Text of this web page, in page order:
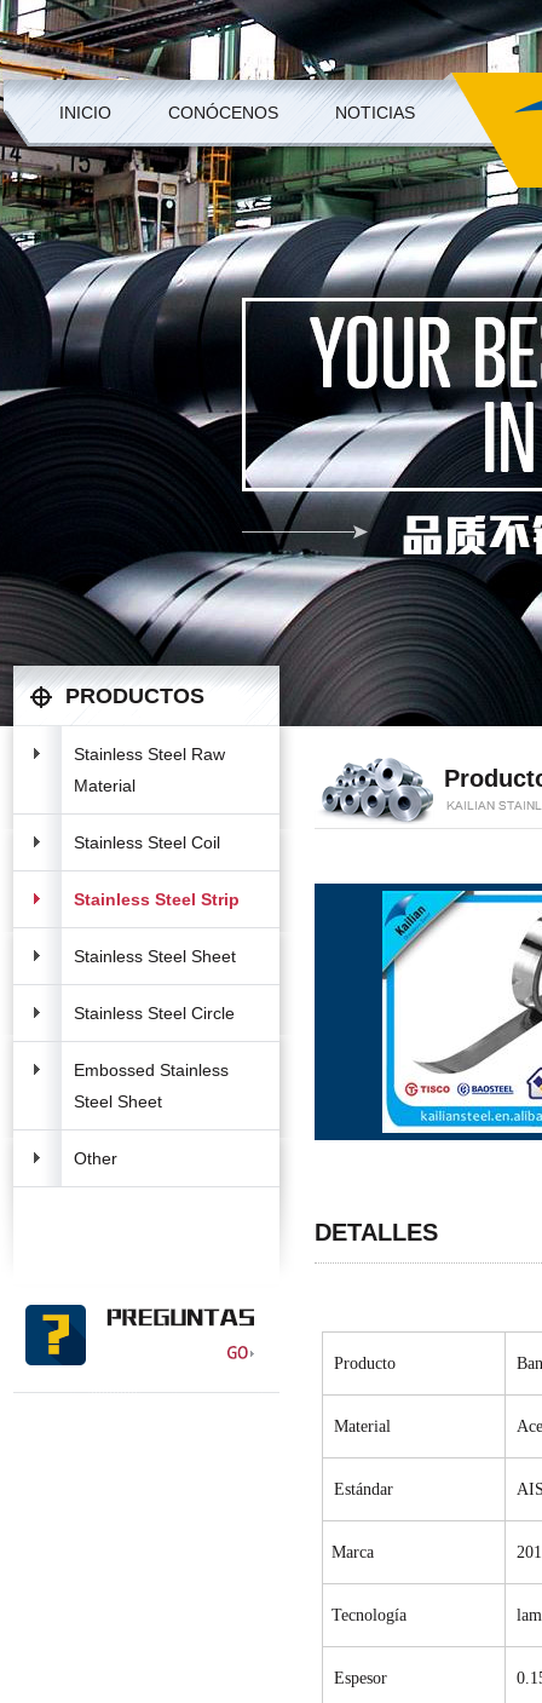
INICIO CONÓCENOS NOTICIAS
PRODUCTOS
Stainless Steel Raw
Material
Stainless Steel Coil
Stainless Steel Strip
Stainless Steel Sheet
Stainless Steel Circle
Embossed Stainless
Steel Sheet
Other
DETALLES
Producto
Material
Estándar
Marca 201
Tecnología
Espesor 0.1